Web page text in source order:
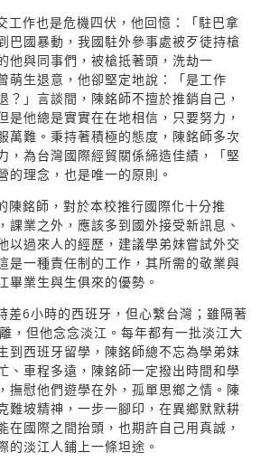
工作也是危機四伏，他回憶：「駐巴拿
巴國暴動，我國駐外參事處被歹徒持槍
他與同事們，被槍抵著頭，洗劫一
萌生退意，他卻堅定地說：「是工作
？」言談間，陳銘師不擅於推銷自己，
是他總是實實在在地相信，只要努力，
萬難。秉持著積極的態度，陳銘師多次
，為台灣國際經貿關係締造佳績，「堅
的理念，也是唯一的原則。
陳銘師，對於本校推行國際化十分推
課業之外，應該多到國外接受新訊息、
以過來人的經歷，建議學弟妹嘗試外交
是一種責任制的工作，其所需的敬業與
畢業生與生俱來的優勢。
差6小時的西班牙，但心繫台灣；雖隔著
，但他念念淡江。每年都有一批淡江大
到西班牙留學，陳銘師總不忘為學弟妹
、車程多遠，陳銘師一定撥出時間和學
撫慰他們遊學在外，孤單思鄉之情。陳
難坡精神，一步一腳印，在異鄉默默耕
在國際之間抬頭，也期許自己用真誠，
的淡江人鋪上一條坦途。